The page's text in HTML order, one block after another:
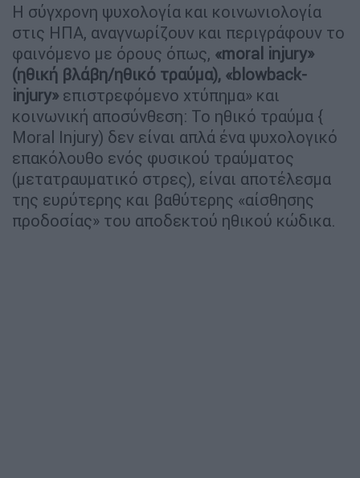
Η σύγχρονη ψυχολογία και κοινωνιολογία
στις ΗΠΑ, αναγνωρίζουν και περιγράφουν το
φαινόμενο με όρους όπως, «moral injury»
(ηθική βλάβη/ηθικό τραύμα), «blowback-
injury» επιστρεφόμενο χτύπημα» και
κοινωνική αποσύνθεση: Το ηθικό τραύμα {
Moral Injury) δεν είναι απλά ένα ψυχολογικό
επακόλουθο ενός φυσικού τραύματος
(μετατραυματικό στρες), είναι αποτέλεσμα
της ευρύτερης και βαθύτερης «αίσθησης
προδοσίας» του αποδεκτού ηθικού κώδικα.